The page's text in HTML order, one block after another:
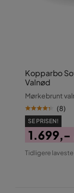
Kopparbo
Valnød
Mørkebrunt
(8)
SE PRISEN!
Pris
1.699,-
Original
Tidligere